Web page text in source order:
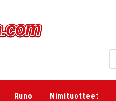
Runo Nimituotteet